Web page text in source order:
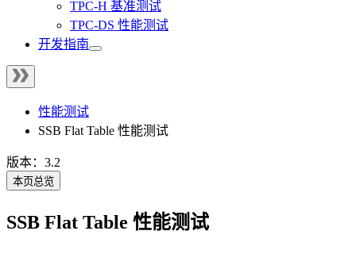
TPC-H 基准测试
TPC-DS 性能测试
开发指南
性能测试
SSB Flat Table 性能测试
版本：3.2
本页总览
SSB Flat Table 性能测试